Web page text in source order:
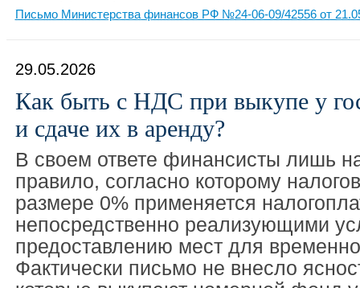
Письмо Министерства финансов РФ №24-06-09/42556 от
29.05.2026
Как быть с НДС при выкупе у
и сдаче их в аренду?
В своем ответе финансисты лишь
правило, согласно которому
размере 0% применяется
непосредственно реализующими
предоставлению мест для
Фактически письмо не внесло